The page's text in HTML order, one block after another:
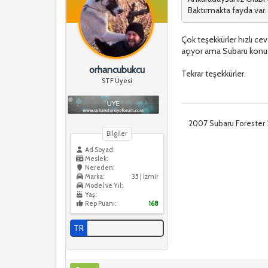
orhancubukcu
STF Üyesi
Bilgiler
Ad Soyad:
Meslek:
Nereden:
35 | İzmir
Marka:
Model ve Yıl:
Yaş:
Rep Puanı:
168
TR
Baktırmakta fayda
Çok teşekkürler hızlı
açıyor ama Subaru
Tekrar teşekkürler.
2007 Subaru Forester